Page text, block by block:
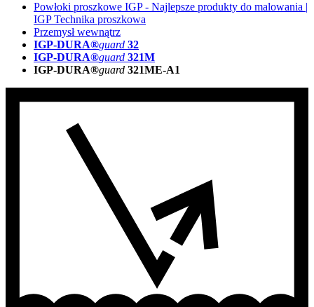
Powłoki proszkowe IGP - Najlepsze produkty do malowania |
IGP Technika proszkowa
Przemysł wewnątrz
IGP-DURA®guard 32
IGP-DURA®guard 321M
IGP-DURA®guard 321ME-A1